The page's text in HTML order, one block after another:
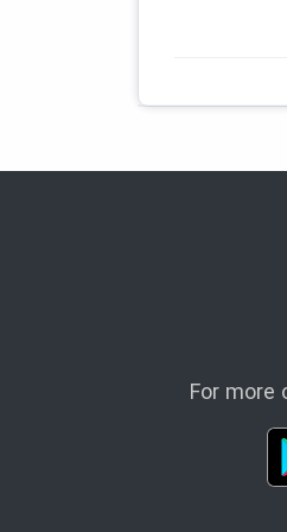
For more